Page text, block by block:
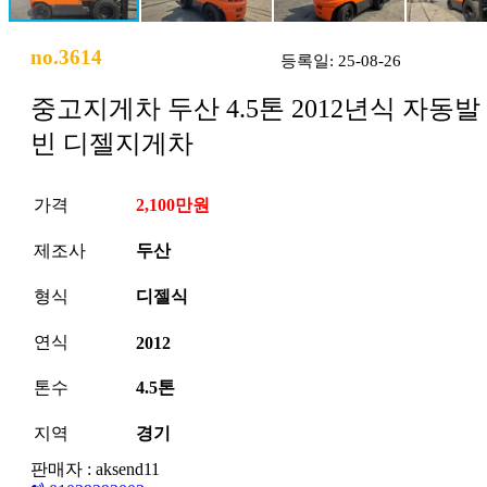
no.3614 등록일: 25-08-26
중고지게차 두산 4.5톤 2012년식 자동발
빈 디젤지게차
가격 2,100만원
제조사 두산
형식 디젤식
연식 2012
톤수 4.5톤
지역
경기
판매자 : aksend11